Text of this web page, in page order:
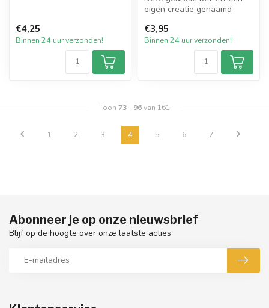
€4,25
Binnen 24 uur verzonden!
eigen creatie genaamd
Grapef...
€3,95
Binnen 24 uur verzonden!
Toon 73 - 96van 161
1 2 3 4 5 6 7
Abonneer je op onze nieuwsbrief
Blijf op de hoogte over onze laatste acties